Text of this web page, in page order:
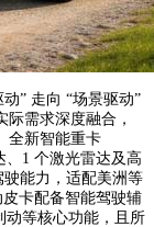
” 走向 “场景驱动”
需求深度融合，
全新智能重卡
、1 个激光雷达及高
能力，适配美洲等
卡配备智能驾驶辅
动等核心功能，且所